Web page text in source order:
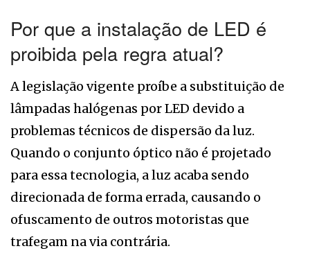
Por que a instalação de LED é
proibida pela regra atual?
A legislação vigente proíbe a substituição de
lâmpadas halógenas por LED devido a
problemas técnicos de dispersão da luz.
Quando o conjunto óptico não é projetado
para essa tecnologia, a luz acaba sendo
direcionada de forma errada, causando o
ofuscamento de outros motoristas que
trafegam na via contrária.